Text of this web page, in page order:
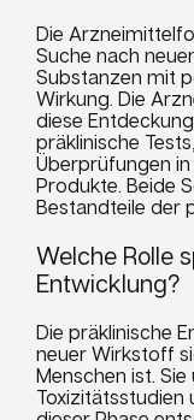
Die
Suche nach
Substanzen mit
Wirkung. Die
diese
präklinische
Überprüfungen
Produkte. Beide
Bestandteile der
Welche Rolle
Entwicklung?
Die präklinische
neuer Wirkstoff
Menschen ist.
Toxizitätsstudien